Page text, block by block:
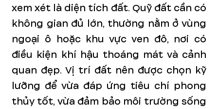
xem xét là diện tích đất. Quỹ đất cần có
không gian đủ lớn, thường nằm ở vùng
ngoại ô hoặc khu vực ven đô, nơi có
điều kiện khí hậu thoáng mát và cảnh
quan đẹp. Vị trí đất nên được chọn kỹ
lưỡng để vừa đáp ứng tiêu chí phong
thủy tốt, vừa đảm bảo môi trường sống